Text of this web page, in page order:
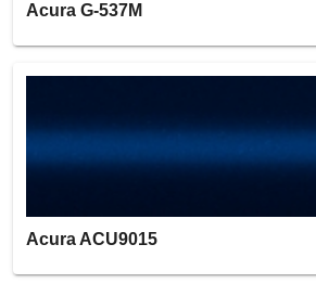
Acura G-537M
Acura ACU9015